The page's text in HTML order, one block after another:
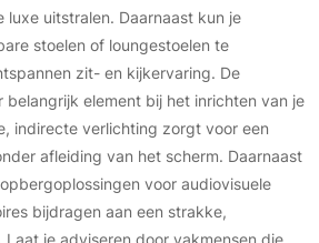
luxe uitstralen. Daarnaast kun je
stoelen of loungestoelen te
zit- en kijkervaring. De
belangrijk element bij het inrichten van je
indirecte verlichting zorgt voor een
afleiding van het scherm. Daarnaast
voor audiovisuele
bijdragen aan een strakke,
je adviseren door vakmensen die